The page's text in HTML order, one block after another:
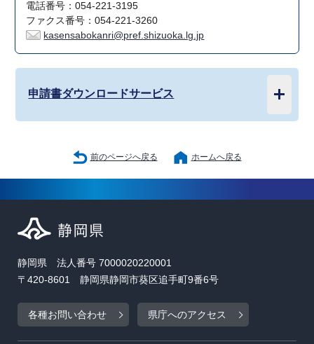
電話番号：054-221-3195
ファクス番号：054-221-3260
kasensabokanri@pref.shizuoka.lg.jp
申請書ダウンロードサービス
前のページへ戻る ホームへ戻る
静岡県 法人番号 7000020220001
〒420-8601 静岡県静岡市葵区追手町9番6号
各種お問い合わせ 県庁へのアクセス